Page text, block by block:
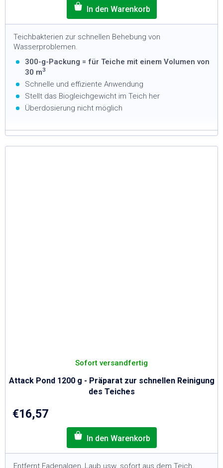
Teichbakterien zur schnellen Behebung von
Wasserproblemen.
300-g-Packung = für Teiche mit einem Volumen von
30 m3
Schnelle und effiziente Anwendung
Stellt das Biogleichgewicht im Teich her
Überdosierung nicht möglich
Attack Pond 1200 g - Präparat zur schnellen Reinigung
des Teiches
Sofort versandfertig
€16,57
Entfernt Fadenalgen, Laub usw. sofort aus dem Teich.